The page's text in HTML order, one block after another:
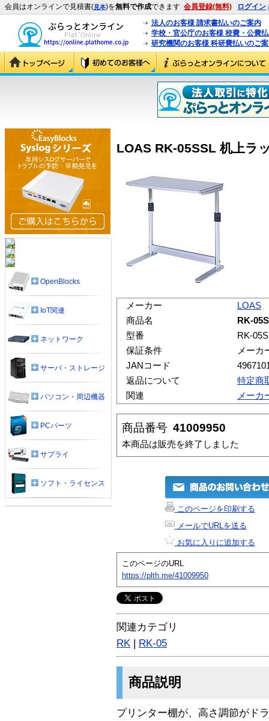
会員はオンラインで見積書(見本)を無料で作成できます 会員登録(無料) ログイン
法人のお客様 請求書払いのご案内
学校・官公庁のお客様 校費・公費
研究機関のお客様 科研費払いのご
LOAS RK-05SSL 机上ラ
メーカー
LOAS
商品名
RK-
型番
RK-
保証条件
メーカ
JANコード
返品について
特定商
関連
メーカ
商品番号 41009950
本商品は販売を終了しました
このページを印刷する
メールでURLを送る
お気に入りに追加する
このページのURL
https://plth.me/41009950
関連カテゴリ
RK | RK-05
商品説明
プリンター棚が、高さ調節がド
OpenBlocks
IoT関連
ネットワーク
サーバ・ストレージ
パソコン・周辺機器
PCパーツ
サプライ
ソフト・ライセンス